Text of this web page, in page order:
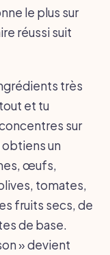
le plus sur
réussi suit
très
et tu
sur
un
œufs,
tomates,
fruits secs, de
de base.
» devient